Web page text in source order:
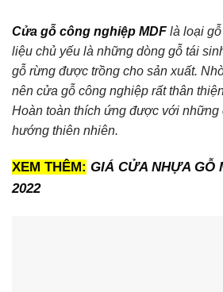
Cửa gỗ công nghiệp MDF là loại
liệu chủ yếu là những dòng gỗ tái
gỗ rừng được trồng cho sản xuất.
nên cửa gỗ công nghiệp rất thân
Hoàn toàn thích ứng được với những
hướng thiên nhiên.
XEM THÊM: GIÁ CỬA NHỰA GỖ
2022